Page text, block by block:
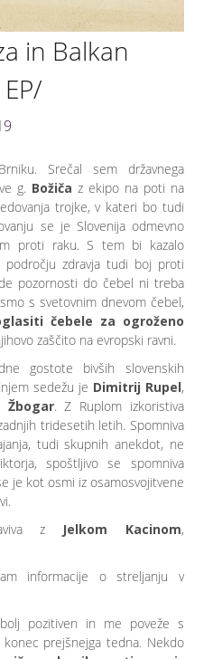
in Balkan
Srečal sem državnega
g. Božiča z ekipo na poti na
trojke, v kateri bo tudi
se je Slovenija odmevno
proti raku. S tem bi kazalo
zdravja tudi boj proti
pozornosti do čebel ni treba
s svetovnim dnevom čebel,
čebele za ogroženo
zaščito na evropski ravni.
gostote bivših slovenskih
sedežu je Dimitrij Rupel,
Žbogar. Z Ruplom izkoristiva
tridesetih letih. Spomniva
tudi skupnih anekdot, ne
spoštljivo se spomniva
je kot osmi iz osamosvojitvene
z Jelkom Kacinom,
informacije o streljanju v
pozitiven in me poveže s
prejšnejga tedna. Nekdo